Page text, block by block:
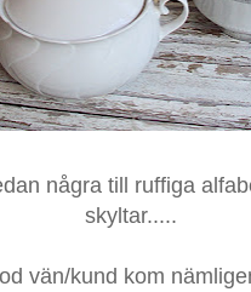
några till ruffiga
skyltar.....
vän/kund kom